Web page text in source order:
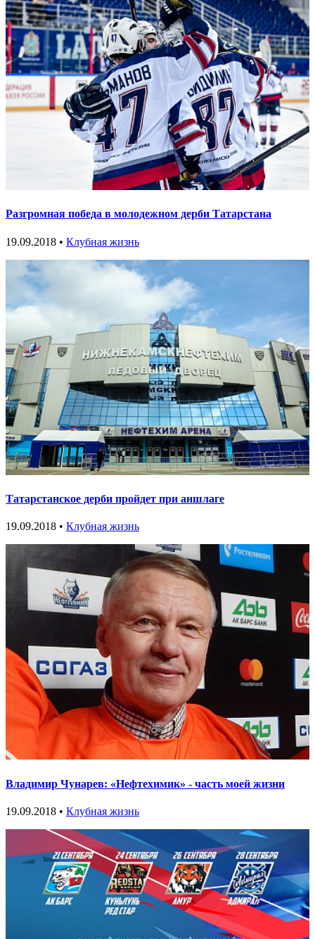
Разгромная победа в молодежном дерби Татарстана
19.09.2018 • Клубная жизнь
Татарстанское дерби пройдет при аншлаге
19.09.2018 • Клубная жизнь
Владимир Чунарев: «Нефтехимик» - часть моей жизни
19.09.2018 • Клубная жизнь